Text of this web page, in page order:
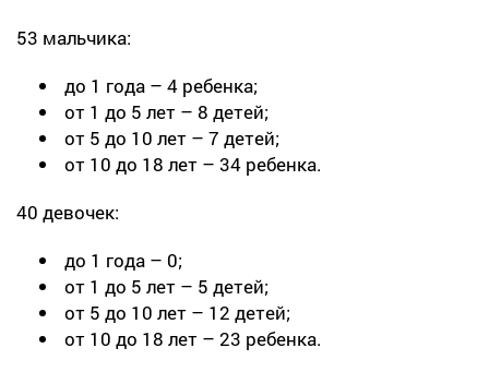
53 мальчика:
до 1 года – 4 ребенка;
от 1 до 5 лет – 8 детей;
от 5 до 10 лет – 7 детей;
от 10 до 18 лет – 34 ребенка.
40 девочек:
до 1 года – 0;
от 1 до 5 лет – 5 детей;
от 5 до 10 лет – 12 детей;
от 10 до 18 лет – 23 ребенка.